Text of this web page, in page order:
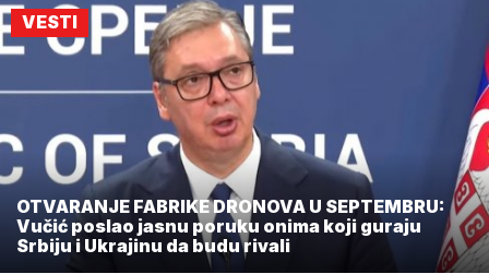
VESTI
OTVARANJE FABRIKE DRONOVA U SEPTEMBRU:
Vučić poslao jasnu poruku onima koji guraju
Srbiju i Ukrajinu da budu rivali